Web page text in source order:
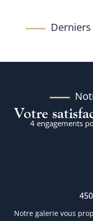
Votre
4 engagements
Notre galerie vous